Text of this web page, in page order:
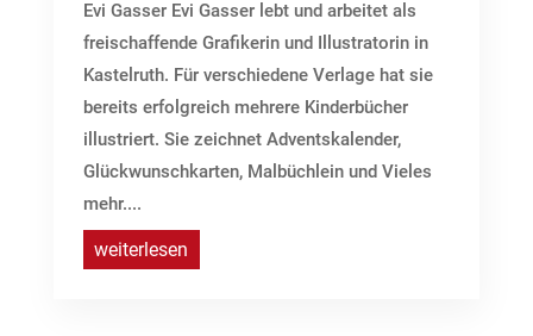
Evi Gasser Evi Gasser lebt und arbeitet als
freischaffende Grafikerin und Illustratorin in
Kastelruth. Für verschiedene Verlage hat sie
bereits erfolgreich mehrere Kinderbücher
illustriert. Sie zeichnet Adventskalender,
Glückwunschkarten, Malbüchlein und Vieles
mehr....
weiterlesen